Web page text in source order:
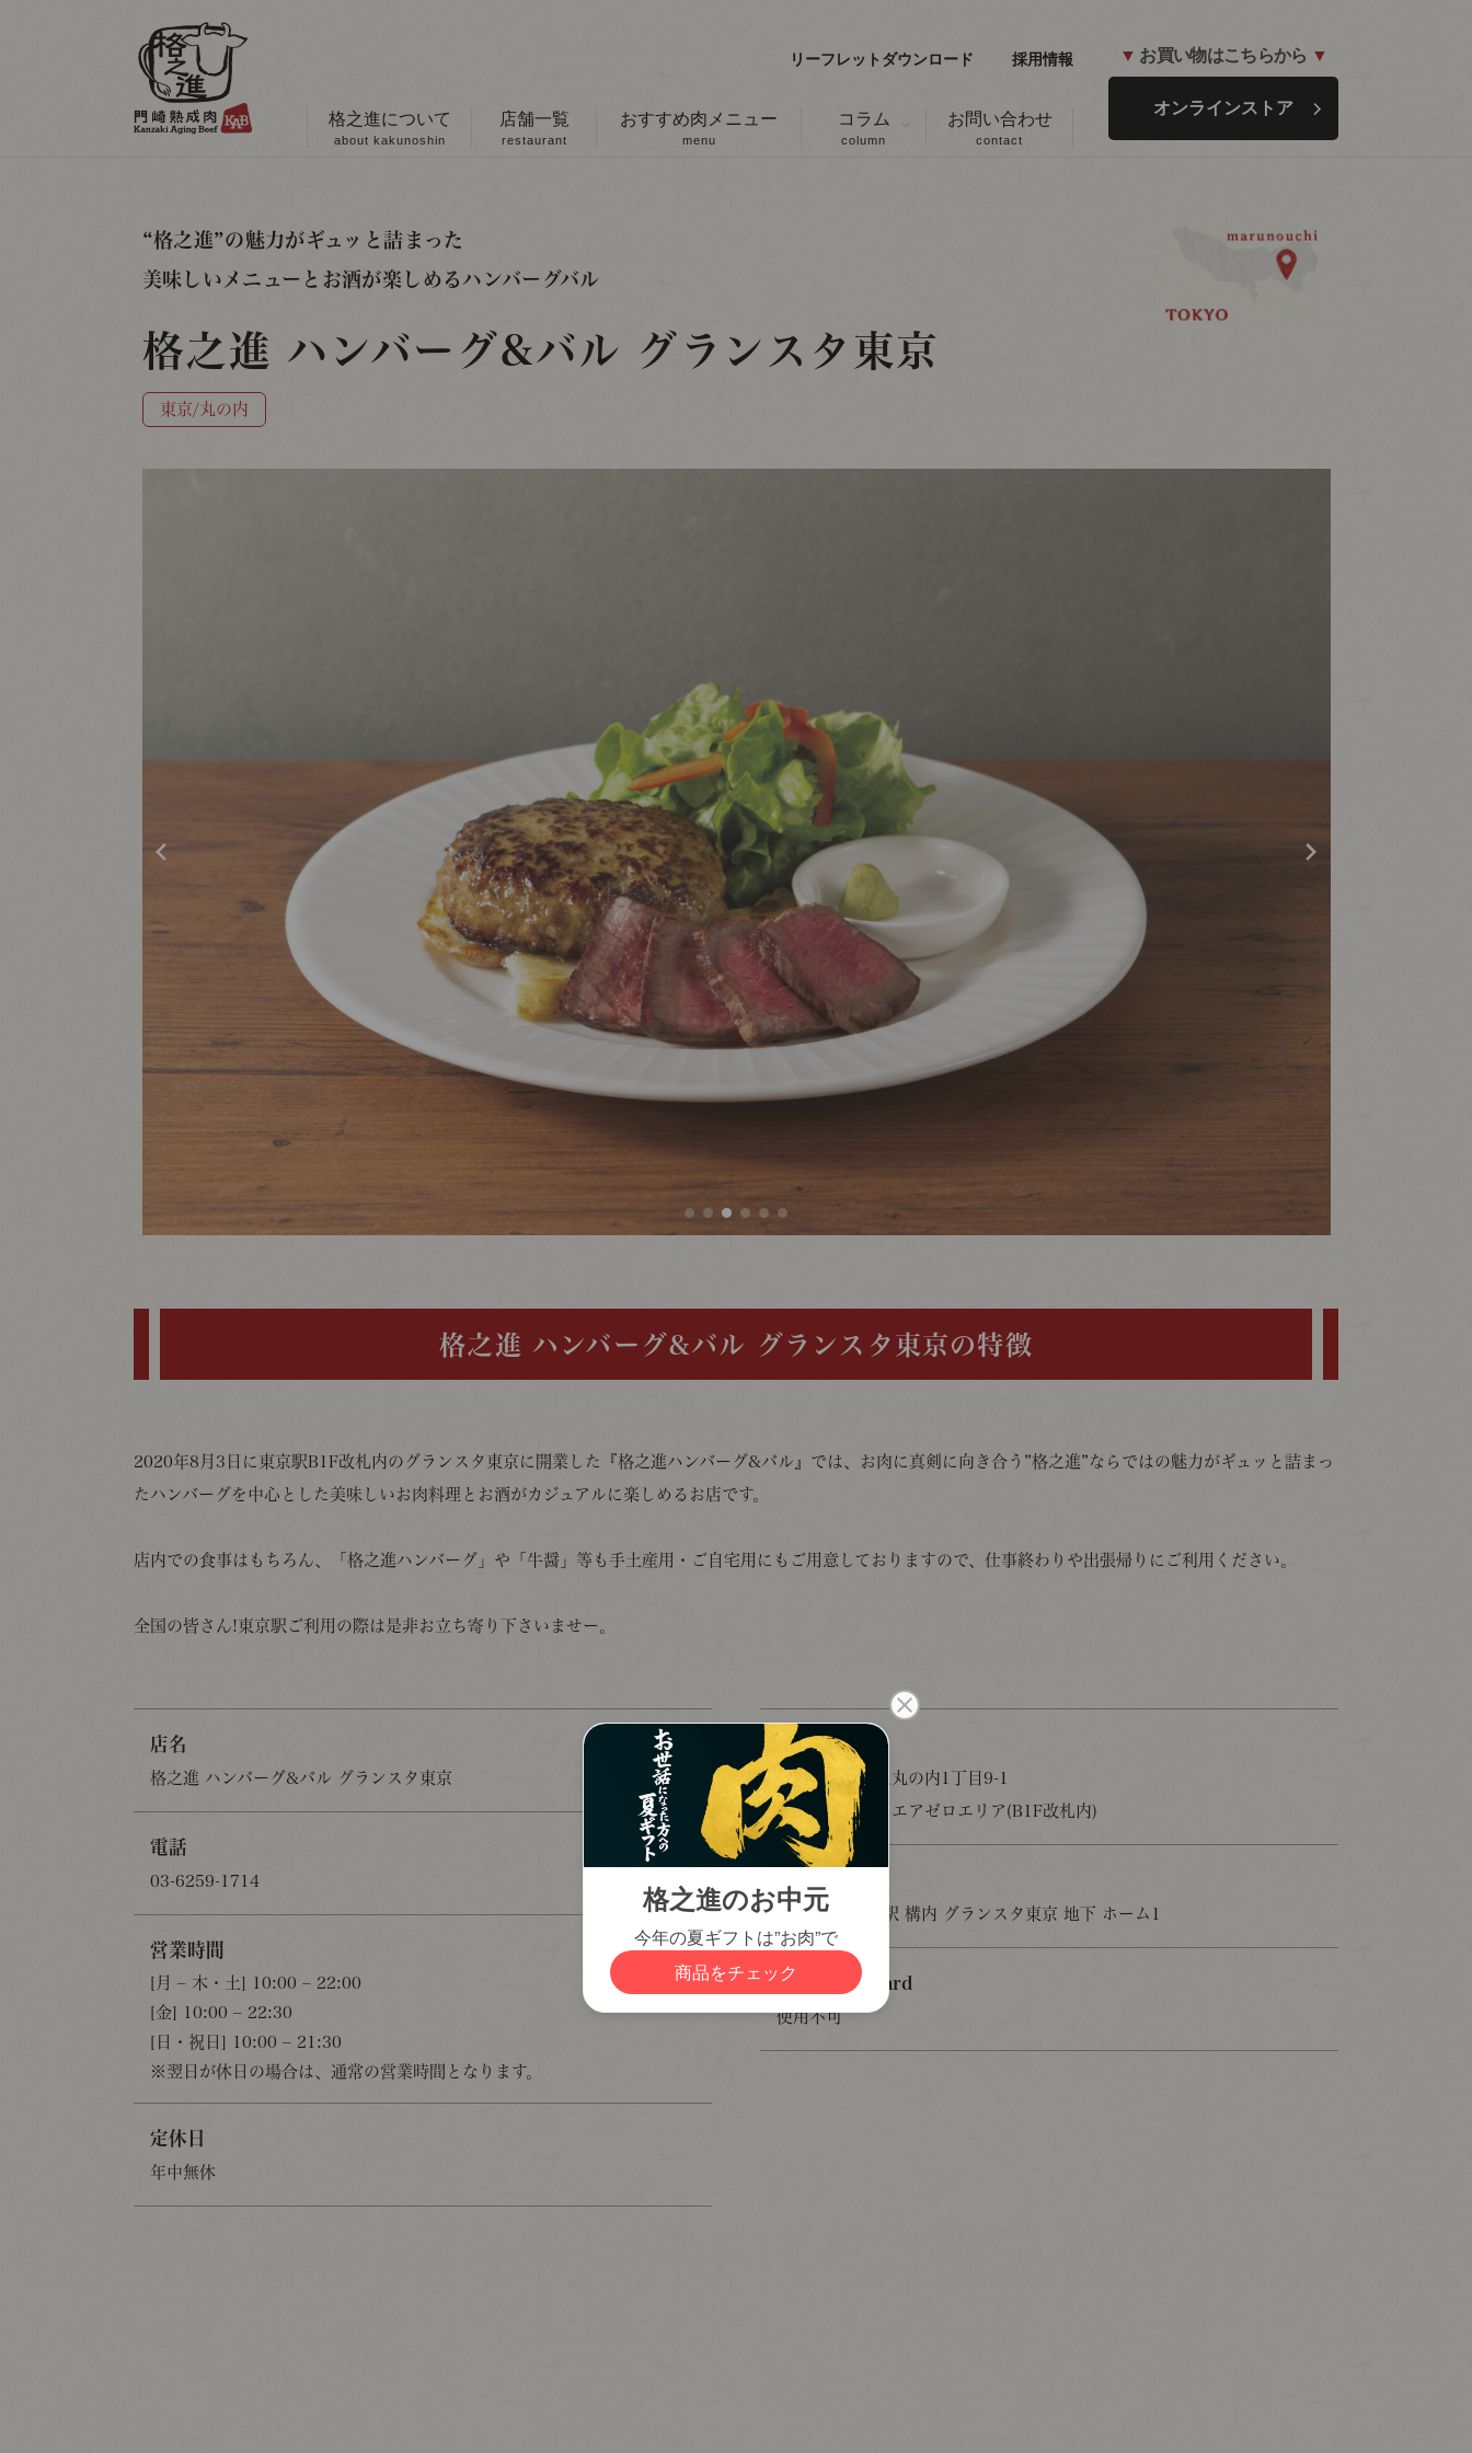
リーフレットダウンロード 採用情報
格之進について
about kakunoshin
店舗一覧
restaurant
おすすめ肉メニュー
menu
コラム
column
お問い合わせ
contact
▼ お買い物はこちらから ▼
オンラインストア
“格之進”の魅力がギュッと詰まった
美味しいメニューとお酒が楽しめる ハンバーグバル
格之進 ハンバーグ&バル グランスタ東京
東京/丸の内
格之進 ハンバーグ&バル グランスタ東京の特徴
2020年8月3日に東京駅B1F改札内のグランスタ東京に開業した『格之進ハンバーグ&バル』では、お肉に真剣に向き合う”格之進”ならではの魅力がギュッと詰まっ
たハンバーグを中心とした美味しいお肉料理とお酒がカジュアルに楽しめるお店です。
店内での食事はもちろん、「格之進ハンバーグ」や「牛醤」等も手土産用・ご自宅用にもご用意しておりますので、仕事終わりや出張帰りにご利用ください。
全国の皆さん!東京駅ご利用の際は是非お立ち寄り下さいませー。
店名
格之進 ハンバーグ&バル グランスタ東京
電話
03-6259-1714
営業時間
[月 – 木・土] 10:00 – 22:00
[金] 10:00 – 22:30
[日・祝日] 10:00 – 21:30
※翌日が休日の場合は、通常の営業時間となります。
定休日
年中無休
所在地
東京都千代田区丸の内1丁目9-1
東京駅構内スクエアゼロエリア(B1F改札内)
JR東日本 東京駅 構内 グランスタ東京 地下 ホーム1
格之進 Giftcard
使用不可